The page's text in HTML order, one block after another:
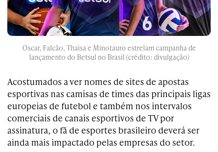
Oscar, Falcão, Thaisa e Minotauro estrelam campanha de
lançamento do Betsul no Brasil (crédito: divulgação)
Acostumados a ver nomes de sites de apostas
esportivas nas camisas de times das principais ligas
europeias de futebol e também nos intervalos
comerciais de canais esportivos de TV por
assinatura, o fã de esportes brasileiro deverá ser
ainda mais impactado pelas empresas do setor.